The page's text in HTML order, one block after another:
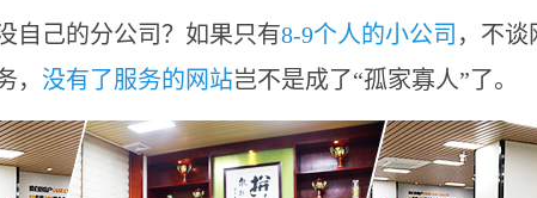
自己的分公司？如果只有8-9个人的小公司 ，不谈
， 没有了服务的网站岂不是成了“孤家寡人”了。